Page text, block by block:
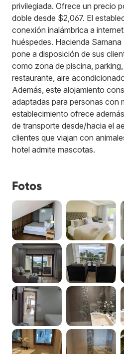
privilegiada. Ofrece un precio
doble desde $2,067. El
conexión inalámbrica a
huéspedes. Hacienda
pone a disposición de sus
como zona de piscina, parking,
restaurante, aire
Además, este alojamiento
adaptadas para personas con
establecimiento ofrece
de transporte desde/hacia el
clientes que viajan con
hotel admite mascotas.
Fotos